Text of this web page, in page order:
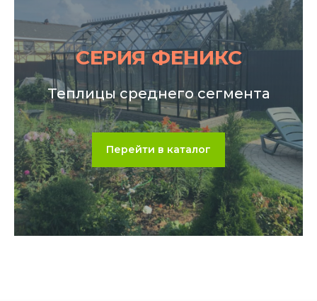
СЕРИЯ ФЕНИКС
Теплицы среднего сегмента
Перейти в каталог